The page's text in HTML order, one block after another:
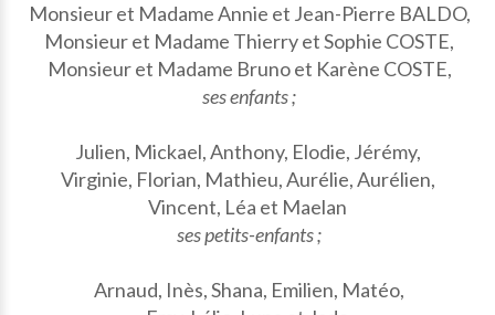
Monsieur et Madame Annie et Jean-Pierre BALDO,
Monsieur et Madame Thierry et Sophie COSTE,
Monsieur et Madame Bruno et Karène COSTE,
ses enfants ;
Julien, Mickael, Anthony, Elodie, Jérémy,
Virginie, Florian, Mathieu, Aurélie, Aurélien,
Vincent, Léa et Maelan
ses petits-enfants ;
Arnaud, Inès, Shana, Emilien, Matéo,